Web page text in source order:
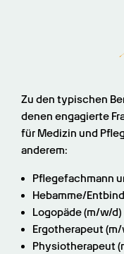
Zu den typischen
denen engagierte
für Medizin und
anderem:
Pflegefachmann
Hebamme/
Logopäde (m/w/d)
Ergotherapeut
Physiotherapeut